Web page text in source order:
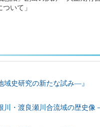
いて」
史研究の新たな試み―』
・渡良瀬川合流域の歴史像